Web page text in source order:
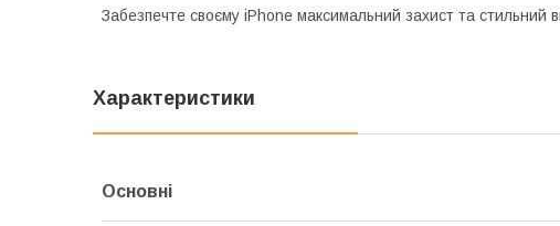
Забезпечте своєму iPhone максимальний захист та стильний
Характеристики
Основні